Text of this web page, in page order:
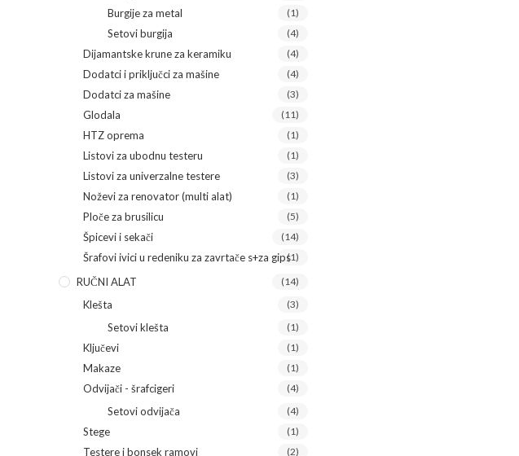
Burgije za metal (1)
Setovi burgija (4)
Dijamantske krune za keramiku (4)
Dodatci i priključci za mašine (4)
Dodatci za mašine (3)
Glodala (11)
HTZ oprema (1)
Listovi za ubodnu testeru (1)
Listovi za univerzalne testere (3)
Noževi za renovator (multi alat) (1)
Ploče za brusilicu (5)
Špicevi i sekači (14)
Šrafovi ivici u redeniku za zavrtače s+za gips(1)
RUČNI ALAT (14)
Klešta (3)
Setovi klešta (1)
Ključevi (1)
Makaze (1)
Odvijači - šrafcigeri (4)
Setovi odvijača (4)
Stege (1)
Testere i bonsek ramovi (2)